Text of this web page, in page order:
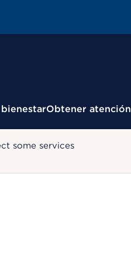
Obtener atención
some services